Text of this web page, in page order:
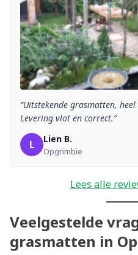
“Uitstekende grasmatten,
Levering vlot en correct.”
L Lien B.
Opgrimbie
Lees alle
Veelgestelde
grasmatten in